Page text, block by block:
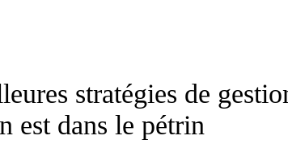
stratégies de
est dans le pétrin